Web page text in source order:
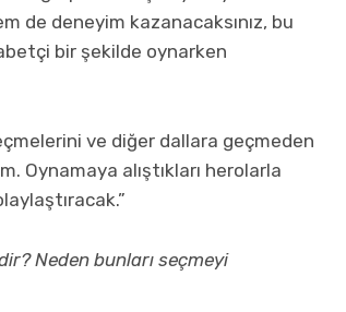
de deneyim kazanacaksınız, bu
bir şekilde oynarken
ve diğer dallara geçmeden
Oynamaya alıştıkları herolarla
Neden bunları seçmeyi